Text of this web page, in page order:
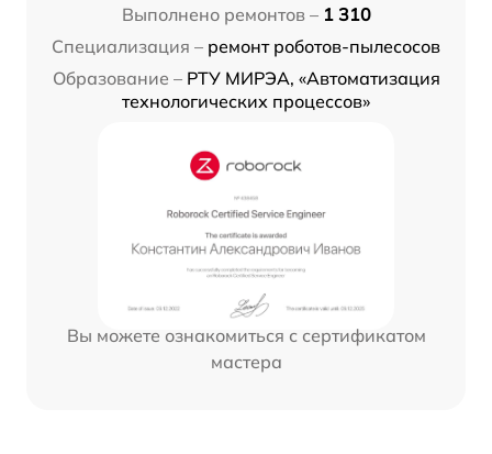
Выполнено ремонтов – 1 310
Специализация – ремонт роботов-пылесосов
Образование – РТУ МИРЭА, «Автоматизация
технологических процессов»
Вы можете ознакомиться с сертификатом
мастера